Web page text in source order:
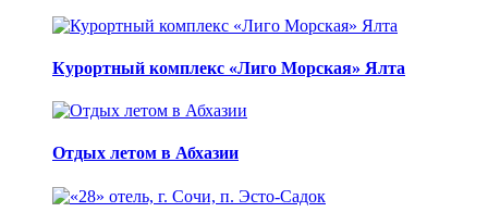
Курортный комплекс «Лиго Морская» Ялта
Отдых летом в Абхазии